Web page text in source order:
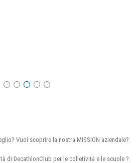
Vuoi scoprire la nostra MISSION aziendale?
di DecathlonClub per le colletività e le scuole ?